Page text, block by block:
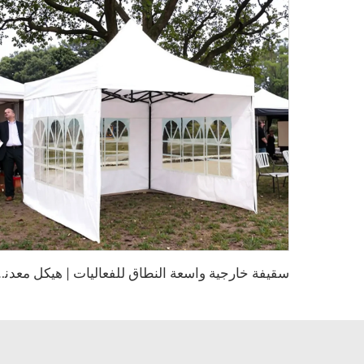
قيفة خارجية واسعة النطاق